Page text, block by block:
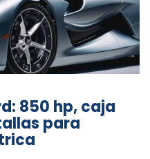
850 hp, caja
para